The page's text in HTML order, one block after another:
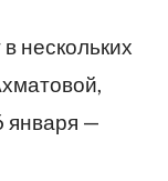
нескольких
января —